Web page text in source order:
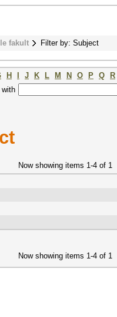
fakult Filter by: Subject
H J K L M N O P Q
R
Now showing items 1-4 of 1
Now showing items 1-4 of 1